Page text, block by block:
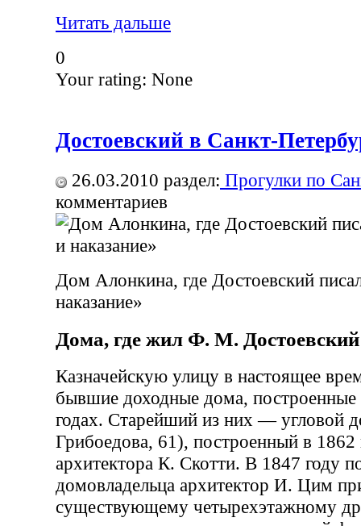
Читать дальше
0
Your rating: None
Достоевский в Санкт-
26.03.2010 раздел: Прогулки по
комментариев
Дом Алонкина, где Достоевский
наказание»
Дома, где жил Ф. М. Достоевский
Казначейскую улицу в настоящее
бывшие доходные дома,
годах. Старейший из них — угловой
Грибоедова, 61), построенный в 1862
архитектора К. Скотти. В 1847 году
домовладельца архитектор И. Цим
существующему четырехэтажному